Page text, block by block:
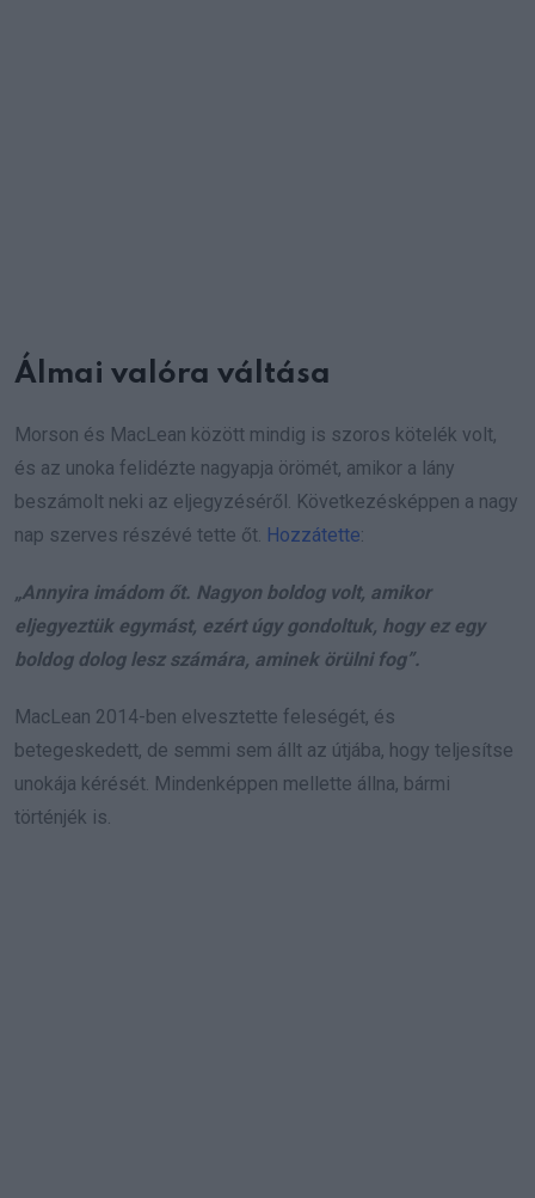
Álmai valóra váltása
Morson és MacLean között mindig is szoros kötelék volt,
és az unoka felidézte nagyapja örömét, amikor a lány
beszámolt neki az eljegyzéséről. Következésképpen a nagy
nap szerves részévé tette őt. Hozzátette:
„Annyira imádom őt. Nagyon boldog volt, amikor
eljegyeztük egymást, ezért úgy gondoltuk, hogy ez egy
boldog dolog lesz számára, aminek örülni fog”.
MacLean 2014-ben elvesztette feleségét, és
betegeskedett, de semmi sem állt az útjába, hogy teljesítse
unokája kérését. Mindenképpen mellette állna, bármi
történjék is.